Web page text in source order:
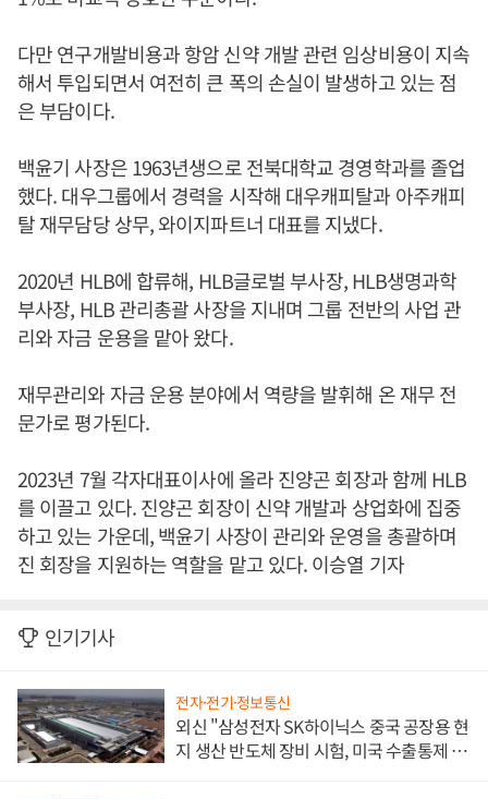
다만 연구개발비용과 항암 신약 개발 관련 임상비용이 지속
해서 투입되면서 여전히 큰 폭의 손실이 발생하고 있는 점
은 부담이다.
백윤기 사장은 1963년생으로 전북대학교 경영학과를 졸업
했다. 대우그룹에서 경력을 시작해 대우캐피탈과 아주캐피
탈 재무담당 상무, 와이지파트너 대표를 지냈다.
2020년 HLB에 합류해, HLB글로벌 부사장, HLB생명과학
부사장, HLB 관리총괄 사장을 지내며 그룹 전반의 사업 관
리와 자금 운용을 맡아 왔다.
재무관리와 자금 운용 분야에서 역량을 발휘해 온 재무 전
문가로 평가된다.
2023년 7월 각자대표이사에 올라 진양곤 회장과 함께 HLB
를 이끌고 있다. 진양곤 회장이 신약 개발과 상업화에 집중
하고 있는 가운데, 백윤기 사장이 관리와 운영을 총괄하며
진 회장을 지원하는 역할을 맡고 있다. 이승열 기자
인기기사
전자·전기·정보통신
외신 "삼성전자 SK하이닉스 중국 공장용 현
지 생산 반도체 장비 시험, 미국 수출통제 대